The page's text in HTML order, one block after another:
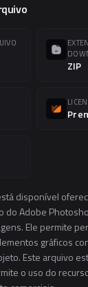
ZIP
disponível
do Adobe
Ele permite
gráficos
Este arquivo
o uso do